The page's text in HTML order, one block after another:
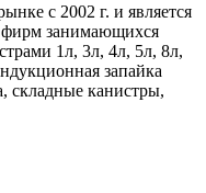
с 2002 г. и является
фирм занимающихся
1л, 3л, 4л, 5л, 8л,
запайка
складные канистры,